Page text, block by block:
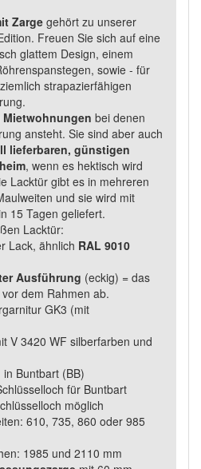
Zarge gehört zu unserer
Freuen Sie sich auf eine
glattem Design, einem
sowie - für
strapazierfähigen
bei denen
ansteht. Sie sind aber auch
lieferbaren, günstigen
, wenn es hektisch wird
Lacktür gibt es in mehreren
und sie wird mit
15 Tagen geliefert.
Lacktür:
Lack, ähnlich RAL 9010
Ausführung (eckig) = das
dem Rahmen ab.
GK3 (mit
V 3420 WF silberfarben und
Buntbart (BB)
für Buntbart
möglich
610, 735, 860 oder 985
1985 und 2110 mm